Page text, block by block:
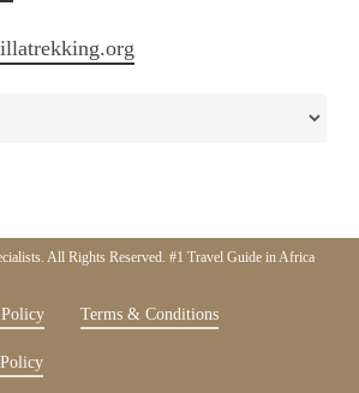
All Rights Reserved. #1 Travel Guide in Africa
Terms & Conditions